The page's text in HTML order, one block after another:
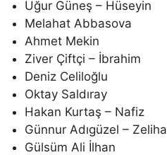
Uğur Güneş – Hüseyin
Melahat Abbasova
Ahmet Mekin
Ziver Çiftçi – İbrahim
Deniz Celiloğlu
Oktay Saldıray
Hakan Kurtaş – Nafiz
Günnur Adıgüzel – Zeliha
Gülsüm Ali İlhan